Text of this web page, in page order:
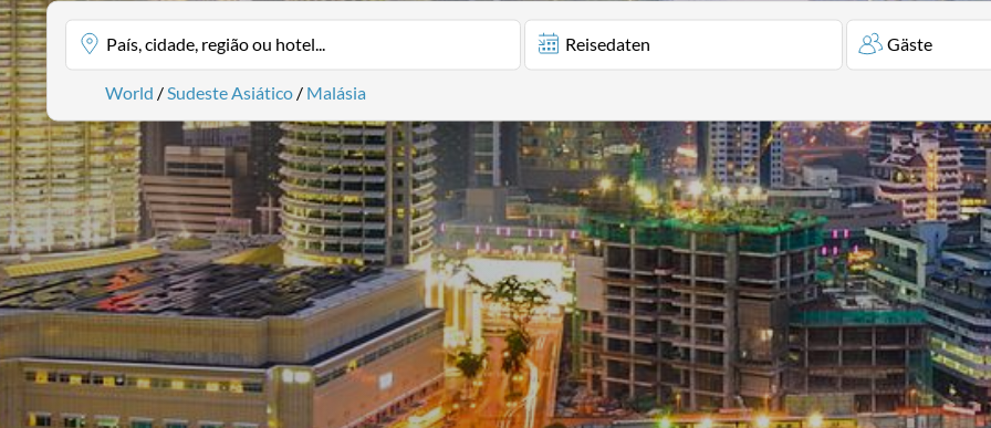
País, cidade, região ou hotel... Reisedaten Gäste
World /Sudeste Asiático / Malásia